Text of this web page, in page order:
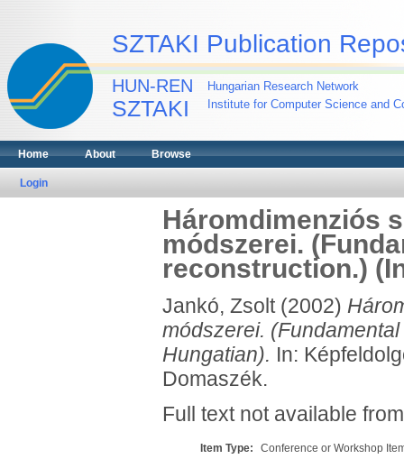
SZTAKI Publication
HUN-REN
SZTAKI
Hungarian Research Network
Institute for Computer Science and
Home About Browse
Login
Háromdimenziós
módszerei.
reconstruction.)
Jankó, Zsolt(2002)
módszerei.
Hungatian). In:
Domaszék.
Full text not available
Item Type:
Conference or Workshop